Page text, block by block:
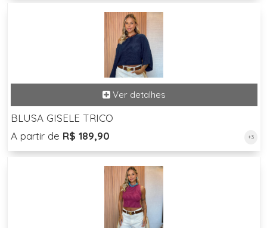
BLUSA GISELE TRICO
A partir de R$ 189,90 +3